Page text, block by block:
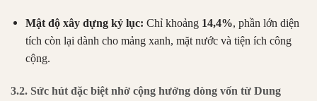
Mật độ xây dựng kỷ lục: Chỉ khoảng 14,4%, phần lớn diện
tích còn lại dành cho mảng xanh, mặt nước và tiện ích công
cộng.
3.2. Sức hút đặc biệt nhờ cộng hưởng dòng vốn từ Dung